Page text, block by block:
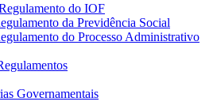
do IOF
da Previdência Social
do Processo Administrativo
Governamentais